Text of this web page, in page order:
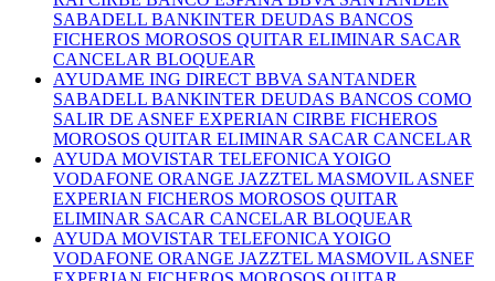
SABADELL BANKINTER DEUDAS BANCOS
FICHEROS MOROSOS QUITAR ELIMINAR SACAR
CANCELAR BLOQUEAR
AYUDAME ING DIRECT BBVA SANTANDER
SABADELL BANKINTER DEUDAS BANCOS COMO
SALIR DE ASNEF EXPERIAN CIRBE FICHEROS
MOROSOS QUITAR ELIMINAR SACAR CANCELAR
AYUDA MOVISTAR TELEFONICA YOIGO
VODAFONE ORANGE JAZZTEL MASMOVIL ASNEF
EXPERIAN FICHEROS MOROSOS QUITAR
ELIMINAR SACAR CANCELAR BLOQUEAR
AYUDA MOVISTAR TELEFONICA YOIGO
VODAFONE ORANGE JAZZTEL MASMOVIL ASNEF